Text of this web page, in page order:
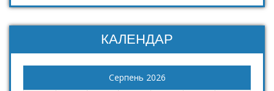
КАЛЕНДАР
Серпень 2026